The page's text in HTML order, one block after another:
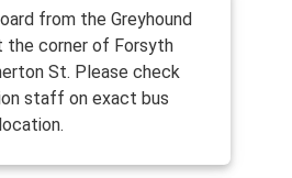
from the Greyhound
the corner of Forsyth
St. Please check
staff on exact bus